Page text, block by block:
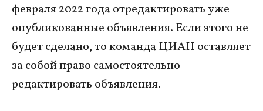
февраля 2022 года отредактировать уже
опубликованные объявления. Если этого не
будет сделано, то команда ЦИАН оставляет
за собой право самостоятельно
редактировать объявления.